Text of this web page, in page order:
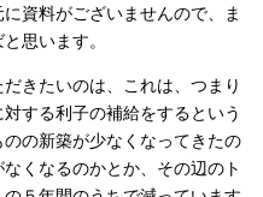
資料がございませんので、ま
思います。
きたいのは、これは、つまり
する利子の補給をするという
の新築が少なくなってきたの
くなるのかとか、その辺のト